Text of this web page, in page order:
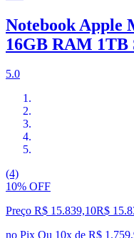
Notebook Apple
16GB RAM 1TB
5.0
(4)
10% OFF
Preço R$ 15.839,10R$
no Pix Ou 10x de R$